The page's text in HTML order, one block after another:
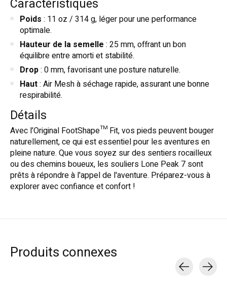
Caractéristiques
Poids : 11 oz / 314 g, léger pour une performance
optimale.
Hauteur de la semelle : 25 mm, offrant un bon
équilibre entre amorti et stabilité.
Drop: 0 mm, favorisant une posture naturelle.
Haut: Air Mesh à séchage rapide, assurant une bonne
respirabilité.
Détails
Avec l’Original FootShape™ Fit, vos pieds peuvent bouger
naturellement, ce qui est essentiel pour les aventures en
pleine nature. Que vous soyez sur des sentiers rocailleux
ou des chemins boueux, les souliers Lone Peak 7 sont
prêts à répondre à l'appel de l'aventure. Préparez-vous à
explorer avec confiance et confort !
Produits connexes